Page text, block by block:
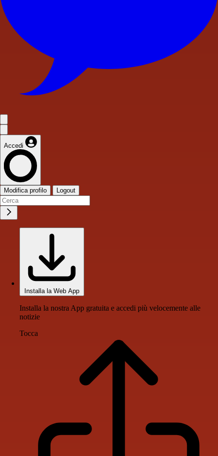
Accedi
Modifica profilo Logout
Installa la Web App
Installa la nostra App gratuita e accedi più velocemente alle
notizie
Tocca